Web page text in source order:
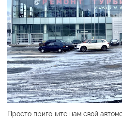
Просто пригоните нам свой